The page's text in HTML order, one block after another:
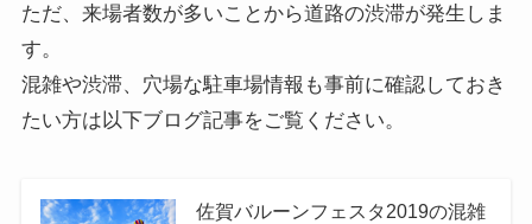
ただ、来場者数が多いことから道路の渋滞が発生しま
す。
混雑や渋滞、穴場な駐車場情報も事前に確認しておき
たい方は以下ブログ記事をご覧ください。
佐賀バルーンフェスタ2019の混雑